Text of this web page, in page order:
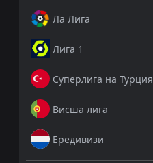
Ла Лига
Лига 1
Суперлига на Турция
Висша лига
Ередивизи